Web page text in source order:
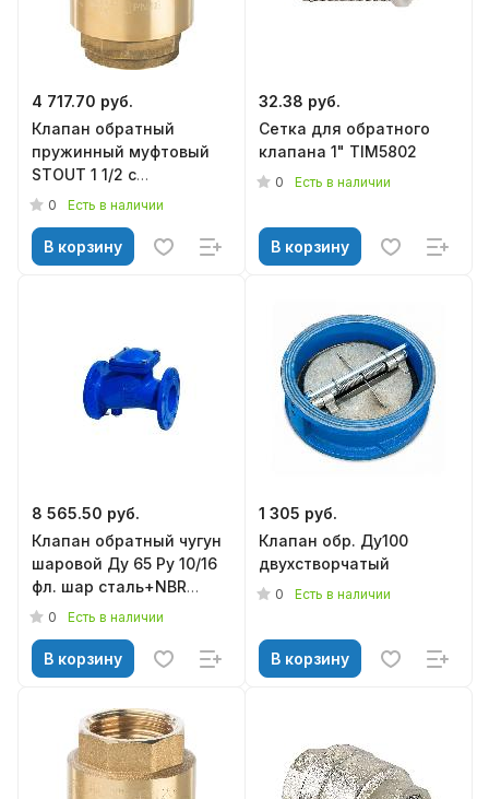
4 717.70 руб.
Клапан обратный
пружинный муфтовый
STOUT 1 1/2 с
металлическим седлом
0 Есть в наличии
В корзину
32.38 руб.
Сетка для обратного
клапана 1" TIM5802
0 Есть в наличии
В корзину
8 565.50 руб.
Клапан обратный чугун
шаровой Ду 65 Ру 10/16
фл. шар сталь+NBR
Benarmo 11
0 Есть в наличии
В корзину
1 305 руб.
Клапан обр. Ду100
двухстворчатый
0 Есть в наличии
В корзину